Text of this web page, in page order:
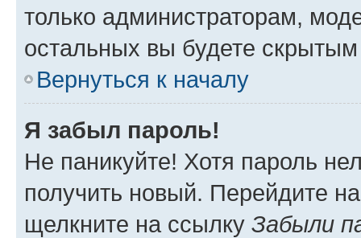
только администраторам,
остальных вы будете
Вернуться к началу
Я забыл пароль!
Не паникуйте! Хотя пароль
получить новый. Перейдите
щелкните на ссылку Забыли